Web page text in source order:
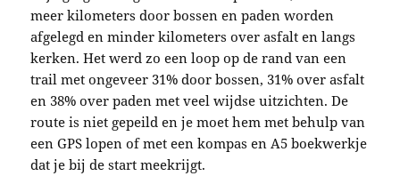
meer kilometers door bossen en paden worden
afgelegd en minder kilometers over asfalt en langs
kerken. Het werd zo een loop op de rand van een
trail met ongeveer 31% door bossen, 31% over asfalt
en 38% over paden met veel wijdse uitzichten. De
route is niet gepeild en je moet hem met behulp van
een GPS lopen of met een kompas en A5 boekwerkje
dat je bij de start meekrijgt.